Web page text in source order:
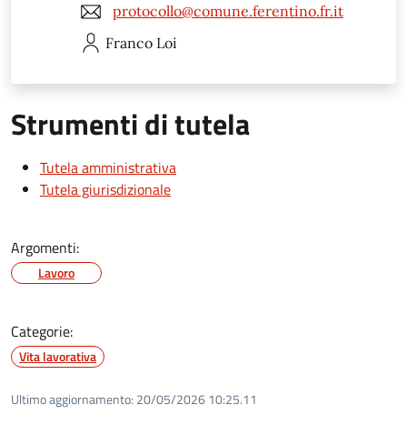
protocollo@comune.ferentino.fr.it
Franco Loi
Strumenti di tutela
Tutela amministrativa
Tutela giurisdizionale
Argomenti:
Lavoro
Categorie:
Vita lavorativa
Ultimo aggiornamento: 20/05/2026 10:25.11